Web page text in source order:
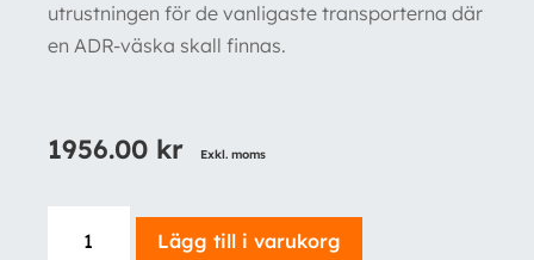
utrustningen för de vanligaste transporterna där
en ADR-väska skall finnas.
1956.00 kr Exkl. moms
Lägg till i varukorg